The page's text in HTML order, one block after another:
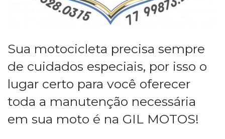
Sua motocicleta precisa sempre
de cuidados especiais, por isso o
lugar certo para você oferecer
toda a manutenção necessária
em sua moto é na GIL MOTOS!